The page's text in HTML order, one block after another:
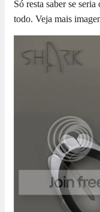
Só resta saber se
todo. Veja mais